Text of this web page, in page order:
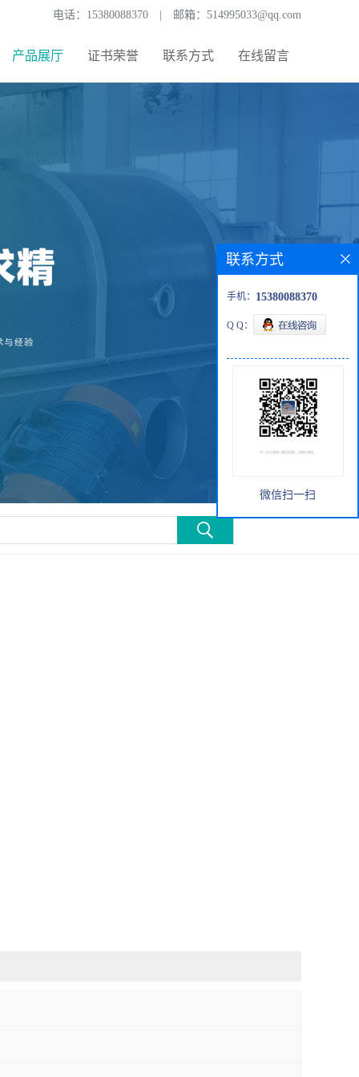
电话： 15380088370 邮箱： 514995033@qq.com
产品展厅 证书荣誉 联系方式 在线留言
联系方式
手机： 15380088370
Q Q：
微信扫一扫